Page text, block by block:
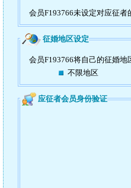
会员F193766未设定对应征者
征婚地区设定
会员F193766将自己的征婚地
不限地区
应征者会员身份验证